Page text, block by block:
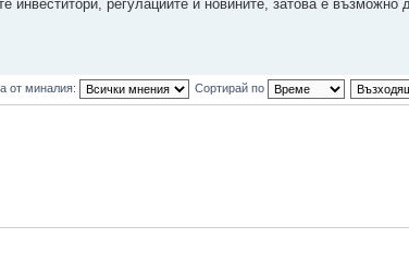
инвеститори, регулациите и новините, затова е възможно
от миналия: Сортирай по